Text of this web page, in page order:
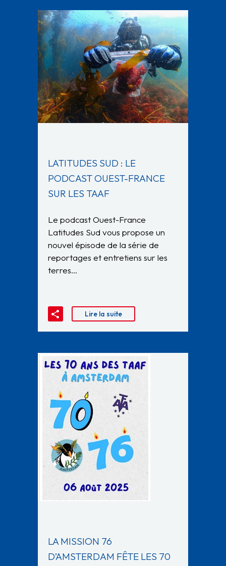
LATITUDES SUD : LE
PODCAST OUEST-FRANCE
SUR LES TAAF
Le podcast Ouest-France
Latitudes Sud vous propose un
nouvel épisode de la série de
reportages et entretiens sur les
terres…
Lire la suite
LA MISSION 76
D’AMSTERDAM FÊTE LES 70